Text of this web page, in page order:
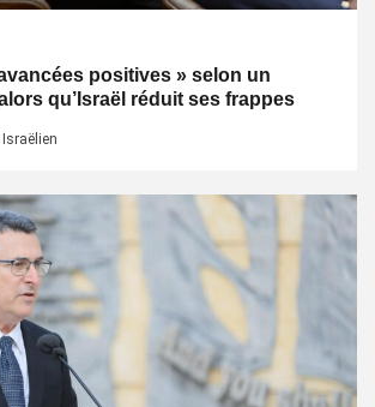
positives » selon un
qu’Israël réduit ses frappes
Israëlien